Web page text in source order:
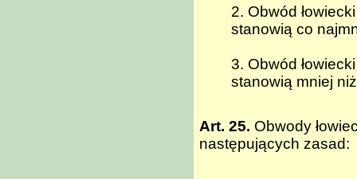
2. Obwód
stanowią co
3. Obwód
stanowią mniej
Art. 25. Obwody
następujących zasad: